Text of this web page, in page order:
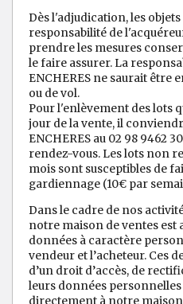
Dès l'adjudication, les
responsabilité de
prendre les mesures
le faire assurer. La
ENCHERES ne saurait être
ou de vol.
Pour l'enlèvement des lots
jour de la vente, il
ENCHERES au 02 98 9462
rendez-vous. Les lots non
mois sont susceptibles de
gardiennage (10€ par
Dans le cadre de nos
notre maison de ventes est
données à caractère
vendeur et l’acheteur. Ces
d’un droit d’accès, de
leurs données personnelles
directement à notre